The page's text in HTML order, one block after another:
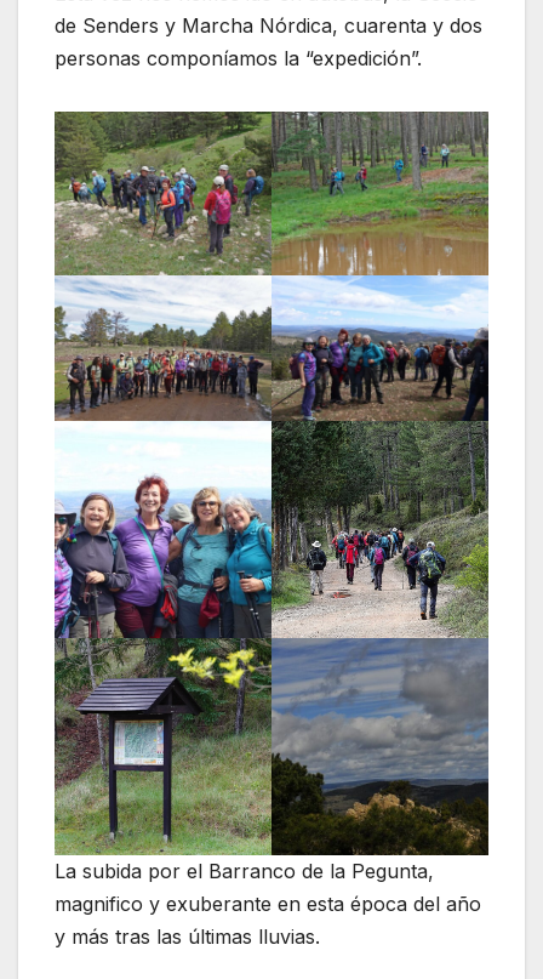
de Senders y Marcha Nórdica, cuarenta y dos
personas componíamos la “expedición”.
La subida por el Barranco de la Pegunta,
magnifico y exuberante en esta época del año
y más tras las últimas lluvias.